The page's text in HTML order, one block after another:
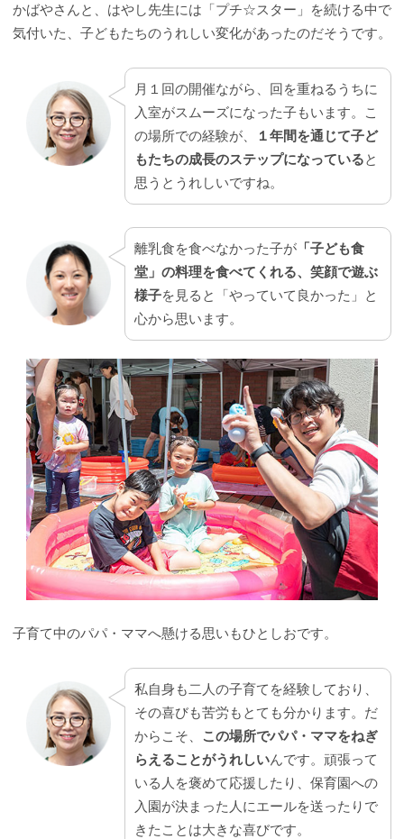
かばやさんと、はやし先生には「プチ☆スター」を続ける中で
気付いた、子どもたちのうれしい変化があったのだそうです。
月１回の開催ながら、回を重ねるうちに
入室がスムーズになった子もいます。こ
の場所での経験が、
１年間を通じて子ど
もたちの成長のステップになっていると
思うとうれしいですね。
離乳食を食べなかった子が「子ども食
堂」の料理を食べてくれる、笑顔で遊ぶ
様子を見ると「やっていて良かった」と
心から思います。
子育て中のパパ・ママへ懸ける思いもひとしおです。
私自身も二人の子育てを経験しており、
その喜びも苦労もとても分かります。だ
からこそ、 この場所でパパ・ママをねぎ
らえることがうれしいんです。頑張って
いる人を褒めて応援したり、保育園への
入園が決まった人にエールを送ったりで
きたことは大きな喜びです。